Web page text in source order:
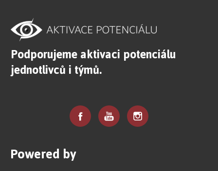
Podporujeme aktivaci potenciálu
jednotlivců i týmů.
Powered by